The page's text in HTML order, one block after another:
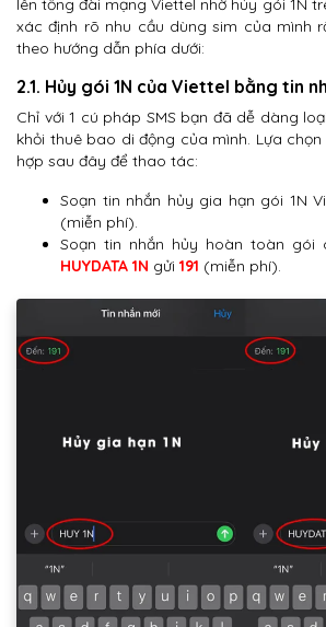
lên tổng đài mạng Viettel nhờ hủy gói 1N
xác định rõ nhu cầu dùng sim của mình
theo hướng dẫn phía dưới:
2.1. Hủy gói 1N của Viettel bằng tin
Chỉ với 1 cú pháp SMS bạn đã dễ dàng
khỏi thuê bao di động của mình. Lựa
hợp sau đây để thao tác:
Soạn tin nhắn hủy gia hạn gói 1N
(miễn phí).
Soạn tin nhắn hủy hoàn toàn gói
HUYDATA 1N gửi 191 (miễn phí).